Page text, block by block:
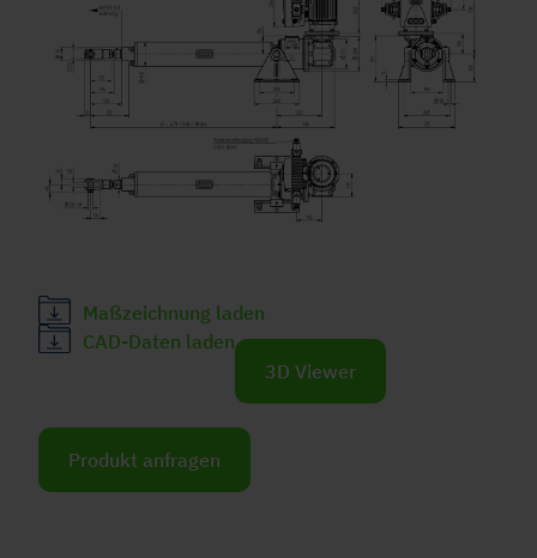
Maßzeichnung laden
CAD-Daten laden
3D Viewer
Produkt anfragen